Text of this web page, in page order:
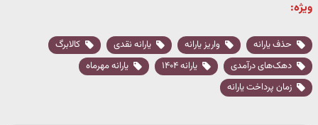
ویژه:
حذف یارانه واریز یارانه یارانه نقدی
کالابرگ
دهک‌های درآمدی
یارانه ۱۴۰۴
یارانه مهرماه
زمان پرداخت یارانه